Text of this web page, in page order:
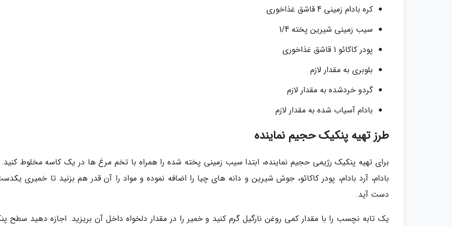
کره بادام زمینی 4 قاشق غذاخوری
سیب زمینی شیرین پخته 1/4
پودر کاکائو 1 قاشق غذاخوری
بلوبری به مقدار لازم
گردو خردشده به مقدار لازم
بادام آسیاب شده به مقدار لازم
طرز تهیه پنکیک حجیم نماینده
برای تهیه پنکیک رژیمی حجیم نماینده، ابتدا سیب زمینی پخته شده را همراه با تخم مرغ ها در یک کاسه مخلوط
بادام، آرد بادام، پودر کاکائو، جوش شیرین و دانه های چیا را اضافه نموده و مواد را آن قدر هم بزنید تا خمیری
دست آید.
یک تابه نچسب را با مقدار کمی روغن نارگیل گرم کنید و خمیر را در مقدار دلخواه داخل آن بریزید. اجازه دهید سطح